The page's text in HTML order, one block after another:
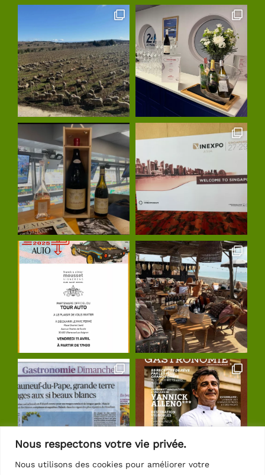
Nous respectons votre vie privée.
Nous utilisons des cookies pour améliorer votre